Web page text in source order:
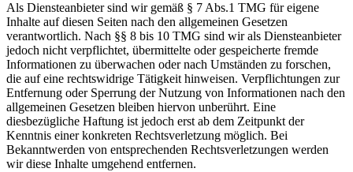
Als Diensteanbieter sind wir gemäß § 7 Abs.1 TMG für eigene
Inhalte auf diesen Seiten nach den allgemeinen Gesetzen
verantwortlich. Nach §§ 8 bis 10 TMG sind wir als Diensteanbieter
jedoch nicht verpflichtet, übermittelte oder gespeicherte fremde
Informationen zu überwachen oder nach Umständen zu forschen,
die auf eine rechtswidrige Tätigkeit hinweisen. Verpflichtungen zur
Entfernung oder Sperrung der Nutzung von Informationen nach den
allgemeinen Gesetzen bleiben hiervon unberührt. Eine
diesbezügliche Haftung ist jedoch erst ab dem Zeitpunkt der
Kenntnis einer konkreten Rechtsverletzung möglich. Bei
Bekanntwerden von entsprechenden Rechtsverletzungen werden
wir diese Inhalte umgehend entfernen.